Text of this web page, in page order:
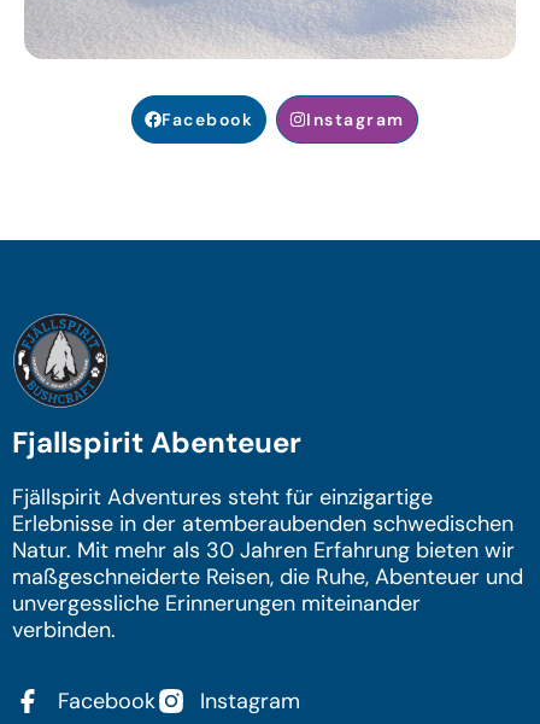
Facebook Instagram
Fjallspirit Abenteuer
Fjällspirit Adventures steht für einzigartige
Erlebnisse in der atemberaubenden schwedischen
Natur. Mit mehr als 30 Jahren Erfahrung bieten wir
maßgeschneiderte Reisen, die Ruhe, Abenteuer und
unvergessliche Erinnerungen miteinander
verbinden.
Facebook Instagram